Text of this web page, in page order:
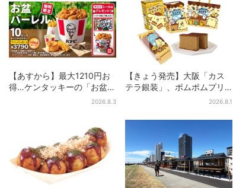
【あすから】最大1210円お
得…ケンタッキーの「お盆パ
ック」、2週間だけ！数量限
2026.8.3
【きょう発売】大阪「カス
テラ銀装」、ポムポムプリ
ンと初コラボ 紙袋まで限
2026.8.1